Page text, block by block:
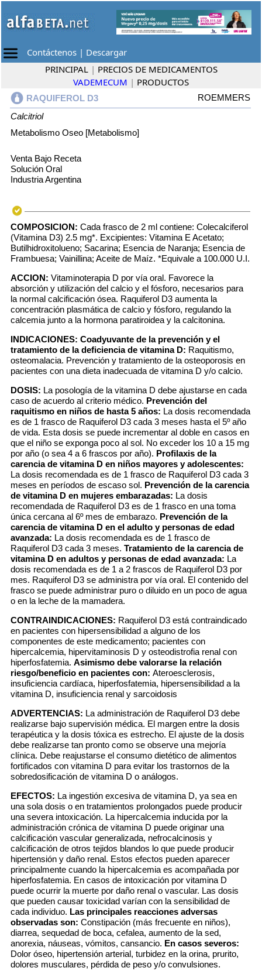
Contáctenos | Descargar
PRINCIPAL | PRECIOS DE MEDICAMENTOS
VADEMECUM | PRODUCTOS
RAQUIFEROL D3
ROEMMERS
Calcitriol
Metabolismo Oseo [Metabolismo]
Venta Bajo Receta
Solución Oral
Industria Argentina
COMPOSICION: Cada frasco de 2 ml contiene: Colecalciferol
(Vitamina D3) 2.5 mg*. Excipientes: Vitamina E Acetato;
Butilhidroxitolueno; Sacarina; Esencia de Naranja; Esencia de
Frambuesa; Vainillina; Aceite de Maíz. *Equivale a 100.000 U.I.
ACCION: Vitaminoterapia D por vía oral. Favorece la
absorción y utilización del calcio y el fósforo, necesarios para
la normal calcificación ósea. Raquiferol D3 aumenta la
concentración plasmática de calcio y fósforo, regulando la
calcemia junto a la hormona paratiroidea y la calcitonina.
INDICACIONES: Coadyuvante de la prevención y el
tratamiento de la deficiencia de vitamina D: Raquitismo,
osteomalacia. Prevención y tratamiento de la osteoporosis en
pacientes con una dieta inadecuada de vitamina D y/o calcio.
DOSIS: La posología de la vitamina D debe ajustarse en cada
caso de acuerdo al criterio médico. Prevención del
raquitismo en niños de hasta 5 años: La dosis recomendada
es de 1 frasco de Raquiferol D3 cada 3 meses hasta el 5º año
de vida. Esta dosis se puede incrementar al doble en casos en
que el niño se exponga poco al sol. No exceder los 10 a 15 mg
por año (o sea 4 a 6 frascos por año). Profilaxis de la
carencia de vitamina D en niños mayores y adolescentes:
La dosis recomendada es de 1 frasco de Raquiferol D3 cada 3
meses en períodos de escaso sol. Prevención de la carencia
de vitamina D en mujeres embarazadas: La dosis
recomendada de Raquiferol D3 es de 1 frasco en una toma
única cercana al 6º mes de embarazo. Prevención de la
carencia de vitamina D en el adulto y personas de edad
avanzada: La dosis recomendada es de 1 frasco de
Raquiferol D3 cada 3 meses. Tratamiento de la carencia de
vitamina D en adultos y personas de edad avanzada: La
dosis recomendada es de 1 a 2 frascos de Raquiferol D3 por
mes. Raquiferol D3 se administra por vía oral. El contenido del
frasco se puede administrar puro o diluido en un poco de agua
o en la leche de la mamadera.
CONTRAINDICACIONES: Raquiferol D3 está contraindicado
en pacientes con hipersensibilidad a alguno de los
componentes de este medicamento; pacientes con
hipercalcemia, hipervitaminosis D y osteodistrofia renal con
hiperfosfatemia. Asimismo debe valorarse la relación
riesgo/beneficio en pacientes con: Ateroesclerosis,
insuficiencia cardíaca, hiperfosfatemia, hipersensibilidad a la
vitamina D, insuficiencia renal y sarcoidosis
ADVERTENCIAS: La administración de Raquiferol D3 debe
realizarse bajo supervisión médica. El margen entre la dosis
terapéutica y la dosis tóxica es estrecho. El ajuste de la dosis
debe realizarse tan pronto como se observe una mejoría
clínica. Debe reajustarse el consumo dietético de alimentos
fortificados con vitamina D para evitar los trastornos de la
sobredosificación de vitamina D o análogos.
EFECTOS: La ingestión excesiva de vitamina D, ya sea en
una sola dosis o en tratamientos prolongados puede producir
una severa intoxicación. La hipercalcemia inducida por la
administración crónica de vitamina D puede originar una
calcificación vascular generalizada, nefrocalcinosis y
calcificación de otros tejidos blandos lo que puede producir
hipertensión y daño renal. Estos efectos pueden aparecer
principalmente cuando la hipercalcemia es acompañada por
hiperfosfatemia. En casos de intoxicación por vitamina D
puede ocurrir la muerte por daño renal o vascular. Las dosis
que pueden causar toxicidad varían con la sensibilidad de
cada individuo. Las principales reacciones adversas
observadas son: Constipación (más frecuente en niños),
diarrea, sequedad de boca, cefalea, aumento de la sed,
anorexia, náuseas, vómitos, cansancio. En casos severos:
Dolor óseo, hipertensión arterial, turbidez en la orina, prurito,
dolores musculares, pérdida de peso y/o convulsiones.